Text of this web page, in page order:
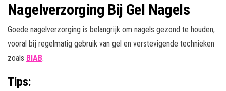
Nagelverzorging Bij Gel Nagels
Goede nagelverzorging is belangrijk om nagels gezond te houden,
vooral bij regelmatig gebruik van gel en verstevigende technieken
zoals BIAB.
Tips: